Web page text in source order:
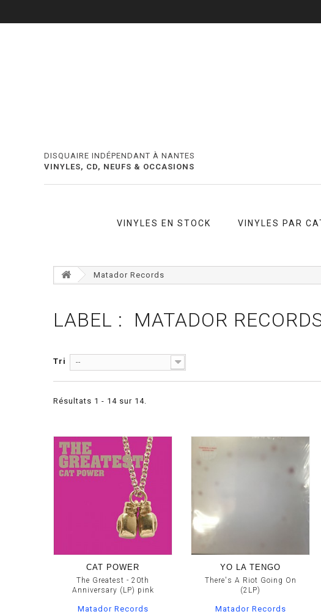
DISQUAIRE INDÉPENDANT À NANTES
VINYLES, CD, NEUFS & OCCASIONS
VINYLES EN STOCK VINYLES PAR
Matador Records
LABEL : MATADOR
Tri --
Résultats 1 - 14 sur 14.
CAT POWER
The Greatest - 20th
Anniversary (LP) pink
Matador Records
YO LA TENGO
There's A Riot Going On
(2LP)
Matador Records